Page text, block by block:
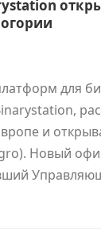
для
и
Новый